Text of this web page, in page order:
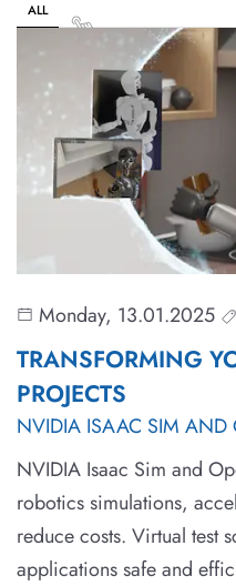
ALL
Monday, 13.01.2025
TRANSFORMING
PROJECTS
NVIDIA ISAAC SIM AND
NVIDIA Isaac Sim and
robotics simulations,
reduce costs. Virtual test
applications safe and